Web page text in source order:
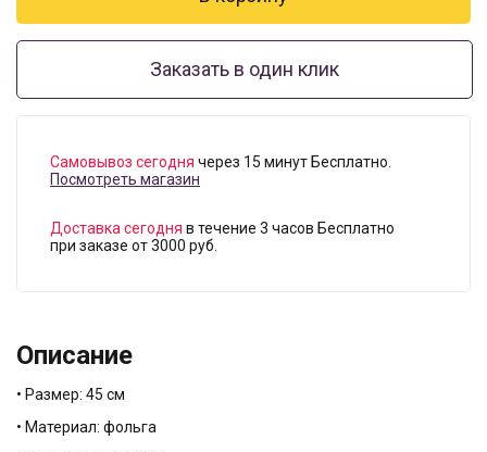
Заказать в один клик
Самовывоз сегодня через 15 минут Бесплатно.
Посмотреть магазин
Доставка сегодня в течение 3 часов Бесплатно
при заказе от 3000 руб.
Описание
• Размер: 45 см
• Материал: фольга